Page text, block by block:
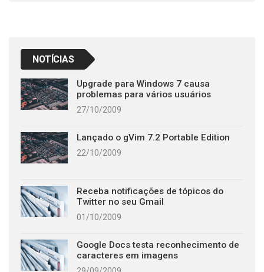
NOTÍCIAS
Upgrade para Windows 7 causa
problemas para vários usuários
27/10/2009
Lançado o gVim 7.2 Portable Edition
22/10/2009
Receba notificações de tópicos do
Twitter no seu Gmail
01/10/2009
Google Docs testa reconhecimento de
caracteres em imagens